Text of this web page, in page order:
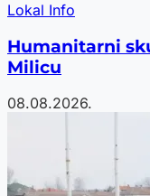
Lokal Info
Humanitarni
Milicu
08.08.2026.